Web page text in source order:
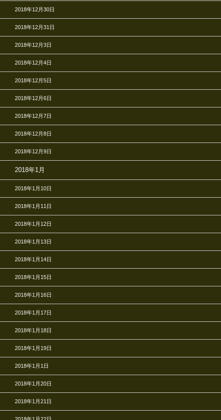
2018年12月30日
2018年12月31日
2018年12月3日
2018年12月4日
2018年12月5日
2018年12月6日
2018年12月7日
2018年12月8日
2018年12月9日
2018年1月
2018年1月10日
2018年1月11日
2018年1月12日
2018年1月13日
2018年1月14日
2018年1月15日
2018年1月16日
2018年1月17日
2018年1月18日
2018年1月19日
2018年1月1日
2018年1月20日
2018年1月21日